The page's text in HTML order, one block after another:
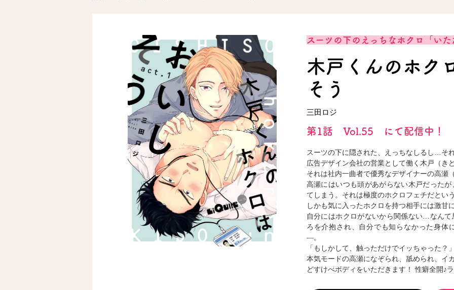
コミッククリエ コミックパルフェ
閉じる
スーツの下のえっちなホクロ「い
木戸くんのホク
そう
三田ロジ
第1話 Vol.55 にて配信中！
スーツの下に隠された、えっちなしるし…そ
広告デザイン会社の営業として働く木戸（き
それは社内一曲者で優秀なデザイナーの高瀬
高瀬にはいつも頭があがらない木戸だった
てしまう。それは極度のホクロフェチだとい
しかも気に入ったホクロを持つ相手には激甘
自分にはホクロがないから関係ない…なん
ろを介抱され、自分でも知らなかった身
―。
「もしかして、触っただけでイッちゃった？
本気モードの高瀬になぞられ、舐められ、イ
どすけべボディをいただきます！ 性癖全開♪